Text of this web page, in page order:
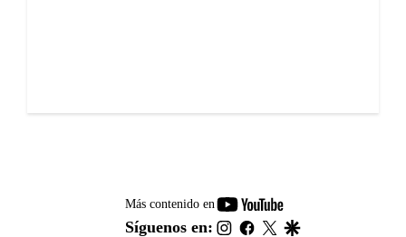
Más contenido en
youtube-
footer
Síguenos en: instagram
facebook
twitter